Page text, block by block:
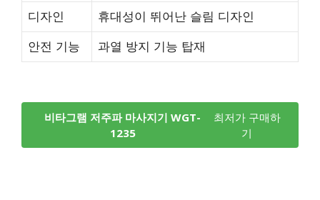
디자인 휴대성이 뛰어난 슬림 디자인
안전 기능 과열 방지 기능 탑재
비타그램 저주파 마사지기 WGT-
1235
최저가 구매하
기